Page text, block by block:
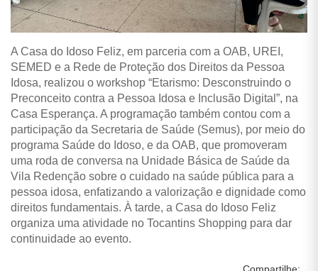
A Casa do Idoso Feliz, em parceria com a OAB, UREI,
SEMED e a Rede de Proteção dos Direitos da Pessoa
Idosa, realizou o workshop “Etarismo: Desconstruindo o
Preconceito contra a Pessoa Idosa e Inclusão Digital”, na
Casa Esperança. A programação também contou com a
participação da Secretaria de Saúde (Semus), por meio do
programa Saúde do Idoso, e da OAB, que promoveram
uma roda de conversa na Unidade Básica de Saúde da
Vila Redenção sobre o cuidado na saúde pública para a
pessoa idosa, enfatizando a valorização e dignidade como
direitos fundamentais. À tarde, a Casa do Idoso Feliz
organiza uma atividade no Tocantins Shopping para dar
continuidade ao evento.
Compartilhe: